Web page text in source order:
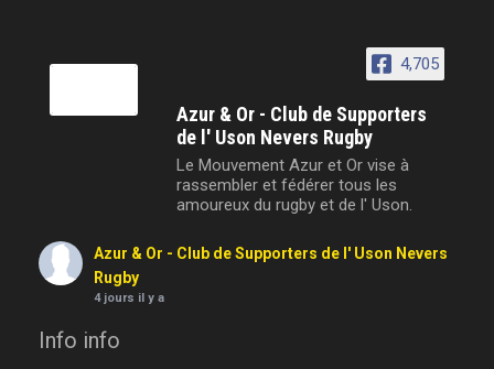
4,705
Azur & Or - Club de Supporters
de l' Uson Nevers Rugby
Le Mouvement Azur et Or vise à
rassembler et fédérer tous les
amoureux du rugby et de l' Uson.
Azur & Or - Club de Supporters de l' Uson Nevers
Rugby
4 jours il y a
Info info